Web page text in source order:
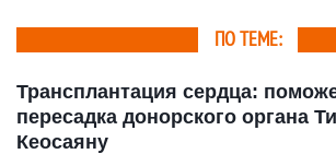
ПО ТЕМЕ:
Трансплантация сердца:
пересадка донорского органа
Кеосаяну